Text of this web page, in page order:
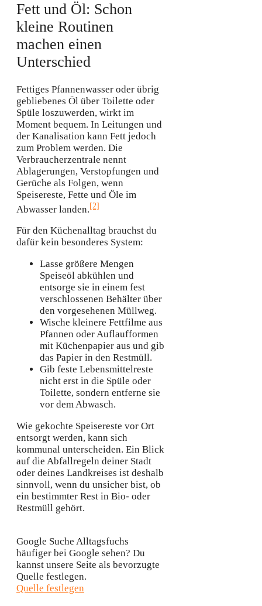
Fett und Öl: Schon
kleine Routinen
machen einen
Unterschied
Fettiges Pfannenwasser oder übrig
gebliebenes Öl über Toilette oder
Spüle loszuwerden, wirkt im
Moment bequem. In Leitungen und
der Kanalisation kann Fett jedoch
zum Problem werden. Die
Verbraucherzentrale nennt
Ablagerungen, Verstopfungen und
Gerüche als Folgen, wenn
Speisereste, Fette und Öle im
Abwasser landen.[2]
Für den Küchenalltag brauchst du
dafür kein besonderes System:
Lasse größere Mengen
Speiseöl abkühlen und
entsorge sie in einem fest
verschlossenen Behälter über
den vorgesehenen Müllweg.
Wische kleinere Fettfilme aus
Pfannen oder Auflaufformen
mit Küchenpapier aus und gib
das Papier in den Restmüll.
Gib feste Lebensmittelreste
nicht erst in die Spüle oder
Toilette, sondern entferne sie
vor dem Abwasch.
Wie gekochte Speisereste vor Ort
entsorgt werden, kann sich
kommunal unterscheiden. Ein Blick
auf die Abfallregeln deiner Stadt
oder deines Landkreises ist deshalb
sinnvoll, wenn du unsicher bist, ob
ein bestimmter Rest in Bio- oder
Restmüll gehört.
Google Suche Alltagsfuchs
häufiger bei Google sehen? Du
kannst unsere Seite als bevorzugte
Quelle festlegen.
Quelle festlegen